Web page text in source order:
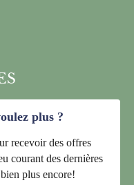
plus ?
recevoir des offres
courant des dernières
plus encore!